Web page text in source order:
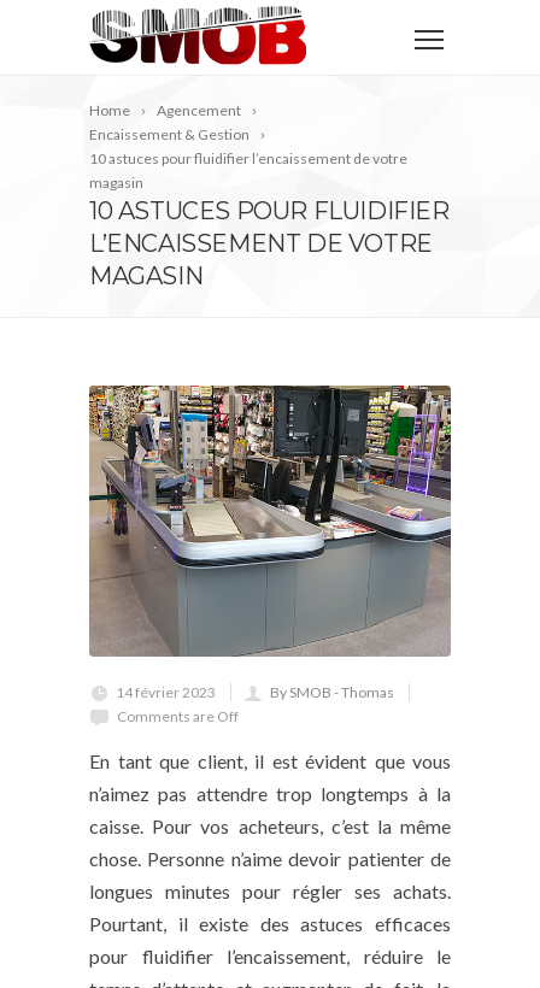
Home
Agencement
Encaissement & Gestion
10 astuces pour fluidifier l’encaissement de votre
magasin
10 ASTUCES POUR FLUIDIFIER
L’ENCAISSEMENT DE VOTRE
MAGASIN
14 février 2023
By SMOB - Thomas
Comments are Off
En tant que client, il est évident que vous
n’aimez pas attendre trop longtemps à la
caisse. Pour vos acheteurs, c’est la même
chose. Personne n’aime devoir patienter de
longues minutes pour régler ses achats.
Pourtant, il existe des astuces efficaces
pour fluidifier l’encaissement, réduire le